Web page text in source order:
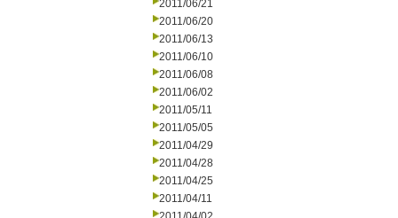
2011/06/21
2011/06/20
2011/06/13
2011/06/10
2011/06/08
2011/06/02
2011/05/11
2011/05/05
2011/04/29
2011/04/28
2011/04/25
2011/04/11